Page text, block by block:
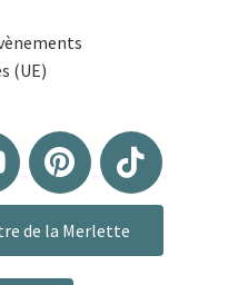
(UE)
de la Merlette